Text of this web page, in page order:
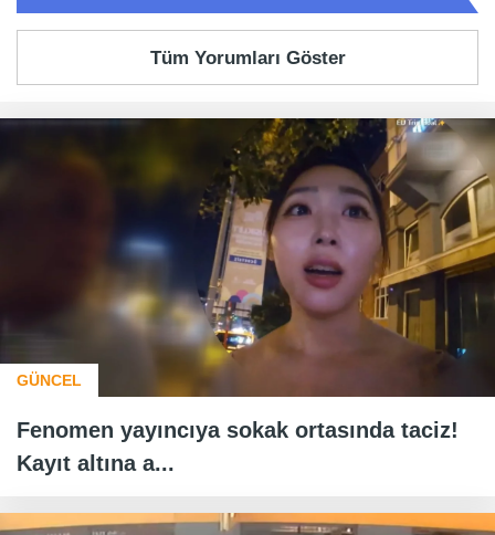
Tüm Yorumları Göster
GÜNCEL
Fenomen yayıncıya sokak ortasında taciz!
Kayıt altına a...